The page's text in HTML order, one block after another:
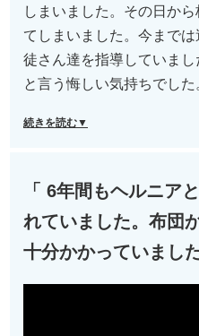
しまいました。その日か
てしまいました。今まで
徒さん達を指導していまし
と言う悔しい気持ちでした
続きを読む▼
「 6年間もヘルニア
れていました。布団
十分かかっていました